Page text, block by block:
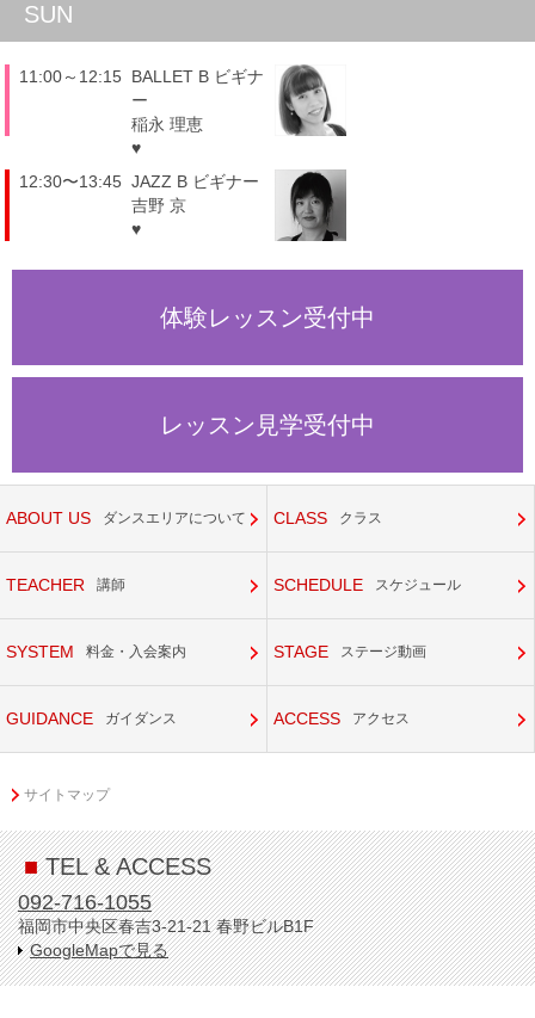
SUN
11:00～12:15 BALLET B ビギナ
ー
稲永 理恵
♥
12:30〜13:45 JAZZ B ビギナー
吉野 京
♥
体験レッスン受付中
レッスン見学受付中
ABOUT US ダンスエリアについて CLASS クラス
TEACHER 講師 SCHEDULE スケジュール
SYSTEM 料金・入会案内 STAGE ステージ動画
GUIDANCE ガイダンス ACCESS アクセス
サイトマップ
■TEL & ACCESS
092-716-1055
福岡市中央区春吉3-21-21 春野ビルB1F
GoogleMapで見る